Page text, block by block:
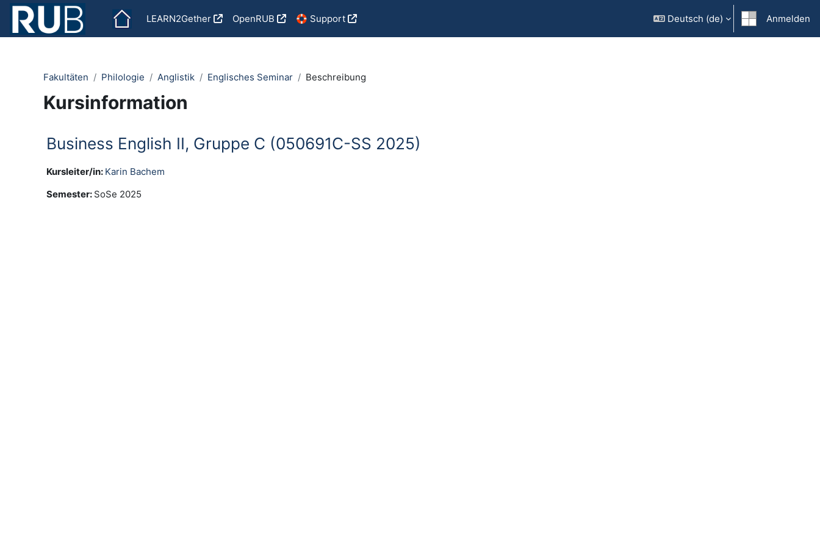
Zum Hauptinhalt
LEARN2Gether
OpenRUB 🛟 Support Deutsch ‎(de)‎ Anmelden
Fakultäten Philologie Anglistik Englisches Seminar Beschreibung
Kursinformation
Business English II, Gruppe C (050691C-SS 2025)
Kursleiter/in: Karin Bachem
Semester: SoSe 2025